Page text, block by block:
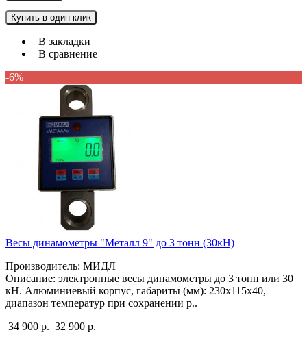
Купить в один клик
В закладки
В сравнение
-6%
Весы динамометры "Металл 9" до 3 тонн (30кН)
Производитель: МИДЛ
Описание: электронные весы динамометры до 3 тонн или 30
кН. Алюминиевый корпус, габариты (мм): 230х115х40,
диапазон температур при сохранении р..
34 900 р. 32 900 р.